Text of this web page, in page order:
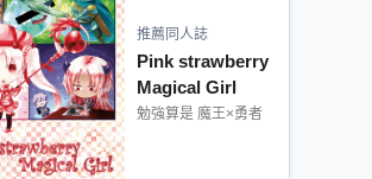
推薦同人誌
Pink strawberry
Magical Girl
勉強算是 魔王×勇者